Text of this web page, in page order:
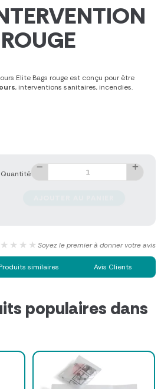
Elite Bags rouge est conçu pour être
, interventions sanitaires, incendies.
Quantité
Soyez le premier à donner votre avis
similaires Avis Clients
populaires dans